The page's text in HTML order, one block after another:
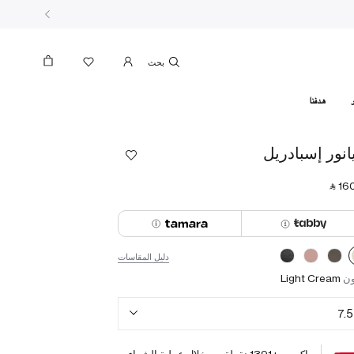
هدفنا
إسبادريل
⃁
دليل المقاسات
Light Cream
7.5